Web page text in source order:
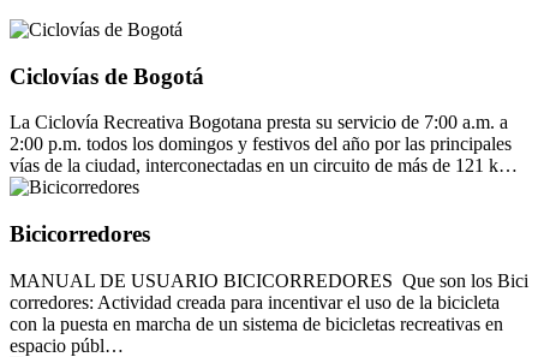
Ciclovías de Bogotá
La Ciclovía Recreativa Bogotana presta su servicio de 7:00 a.m. a
2:00 p.m. todos los domingos y festivos del año por las principales
vías de la ciudad, interconectadas en un circuito de más de 121 k…
Bicicorredores
MANUAL DE USUARIO BICICORREDORES Que son los Bici
corredores: Actividad creada para incentivar el uso de la bicicleta
con la puesta en marcha de un sistema de bicicletas recreativas en
espacio públ…